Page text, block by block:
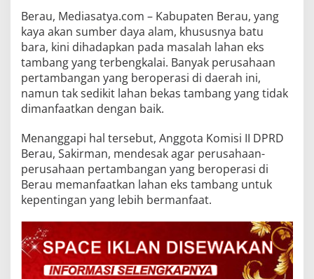
Berau, Mediasatya.com – Kabupaten Berau, yang
kaya akan sumber daya alam, khususnya batu
bara, kini dihadapkan pada masalah lahan eks
tambang yang terbengkalai. Banyak perusahaan
pertambangan yang beroperasi di daerah ini,
namun tak sedikit lahan bekas tambang yang tidak
dimanfaatkan dengan baik.
Menanggapi hal tersebut, Anggota Komisi II DPRD
Berau, Sakirman, mendesak agar perusahaan-
perusahaan pertambangan yang beroperasi di
Berau memanfaatkan lahan eks tambang untuk
kepentingan yang lebih bermanfaat.